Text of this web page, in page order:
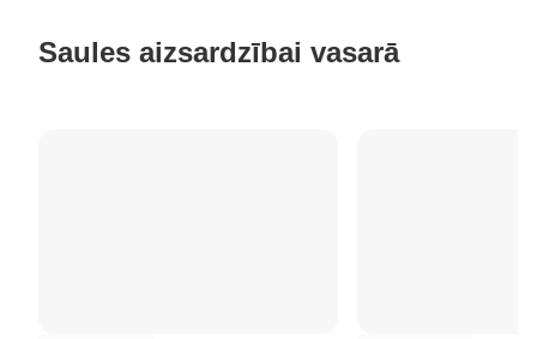
Saules aizsardzībai vasarā